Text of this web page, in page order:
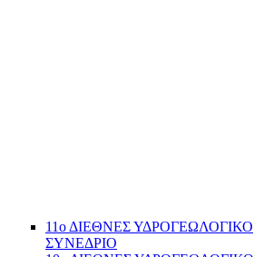
11ο ΔΙΕΘΝΕΣ ΥΔΡΟΓΕΩΛΟΓΙΚΟ
ΣΥΝΕΔΡΙΟ